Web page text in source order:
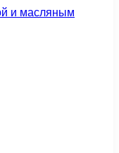
и масляным